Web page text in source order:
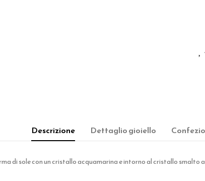
Descrizione Dettaglio gioiello
di sole con un cristallo acquamarina e intorno al cristallo smalto